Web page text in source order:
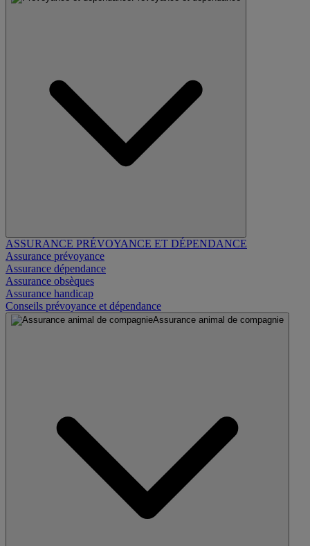
ASSURANCE PRÉVOYANCE ET DÉPENDANCE
Assurance prévoyance
Assurance dépendance
Assurance obsèques
Assurance handicap
Conseils prévoyance et dépendance
Assurance animal de compagnie